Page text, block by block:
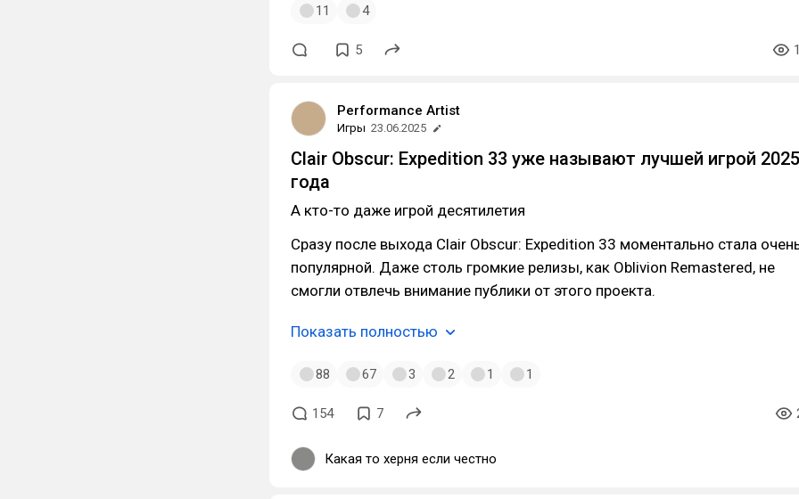
11 4
5
Performance Аrtist
Игры 23.06.2025
Clair Obscur: Expedition 33 уже называют лучшей игрой 2025
года
А кто-то даже игрой десятилетия
Сразу после выхода Clair Obscur: Expedition 33 моментально стала
популярной. Даже столь громкие релизы, как Oblivion Remastered, не
смогли отвлечь внимание публики от этого проекта.
Показать полностью
88 67 3 2 1 1
154 7
Какая то херня если честно